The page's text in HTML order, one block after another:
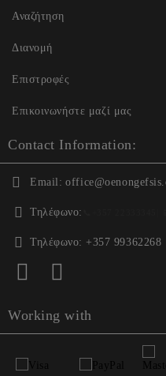
Αναζήτηση
Διανομή
Επιστροφές
Επικοινωνήστε μαζί μας
Contact Information:
Email:
Τηλέφωνο:
Τηλέφωνο: +357 99362268
Working with